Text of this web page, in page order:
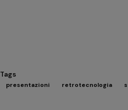
Tags
presentazioni retrotecnologia